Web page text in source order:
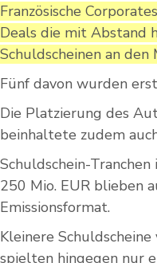
Französische
Deals die mit Abstand
Schuldscheinen an den
Fünf davon wurden
Die Platzierung des
beinhaltete zudem
Schuldschein-
250 Mio. EUR blieben
Emissionsformat.
Kleinere
spielten hingegen nur